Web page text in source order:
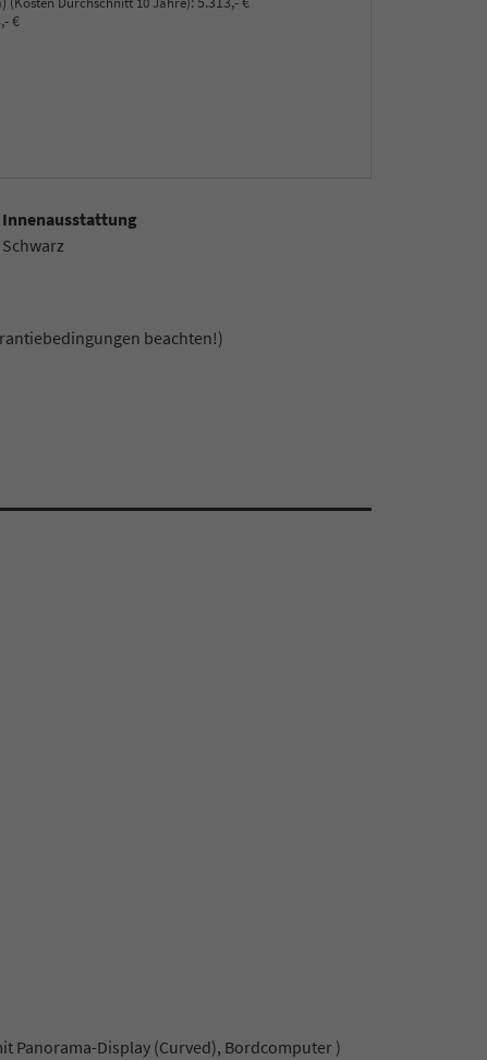
€
Innenausstattung
Schwarz
beachten!)
Panorama-Display (Curved), Bordcomputer )